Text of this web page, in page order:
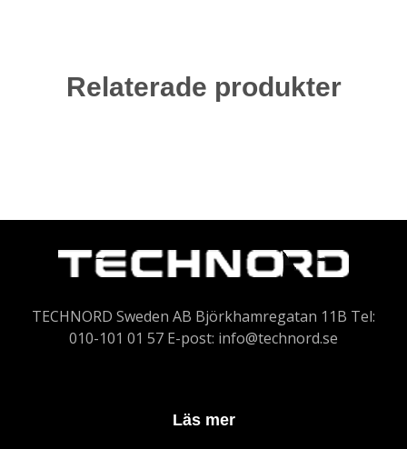
Relaterade produkter
TECHNORD Sweden AB Björkhamregatan 11B Tel:
010-101 01 57 E-post: info@technord.se
Läs mer